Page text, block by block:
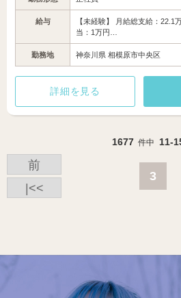
給与
【未経験】 月給総支給：22.1
当：1万円…
勤務地 神奈川県 相模原市中央区
詳細を見る
1677 件中 11-
|<<
前
3